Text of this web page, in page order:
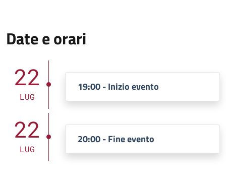
Date e orari
22
LUG
19:00 - Inizio evento
22
LUG
20:00 - Fine evento